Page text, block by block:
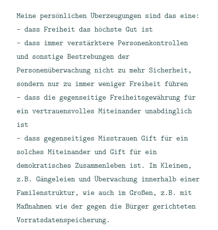
Meine persönlichen Überzeugungen sind das eine:
– dass Freiheit das höchste Gut ist
– dass immer verstärktere Personenkontrollen
und sonstige Bestrebungen der
Personenüberwachung nicht zu mehr Sicherheit,
sondern nur zu immer weniger Freiheit führen
– dass die gegenseitige Freiheitsgewährung für
ein vertrauensvolles Miteinander unabdinglich
ist
– dass gegenseitiges Misstrauen Gift für ein
solches Miteinander und Gift für ein
demokratisches Zusammenleben ist. Im Kleinen,
z.B. Gängeleien und Überwachung innerhalb einer
Familenstruktur, wie auch im Großen, z.B. mit
Maßnahmen wie der gegen die Bürger gerichteten
Vorratsdatenspeicherung.